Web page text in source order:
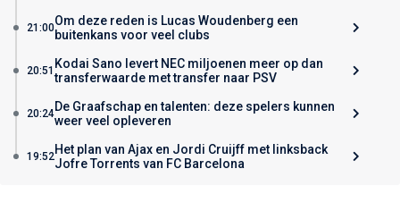
21:00Om deze reden is Lucas Woudenberg een
buitenkans voor veel clubs
20:51 Kodai Sano levert NEC miljoenen meer op dan
transferwaarde met transfer naar PSV
20:24De Graafschap en talenten: deze spelers kunnen
weer veel opleveren
19:52Het plan van Ajax en Jordi Cruijff met linksback
Jofre Torrents van FC Barcelona